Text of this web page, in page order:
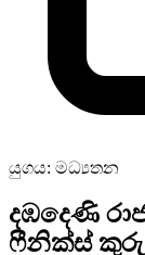
යුගය: මධ්‍යතන
දඹදෙණි
ෆීනික්ස්